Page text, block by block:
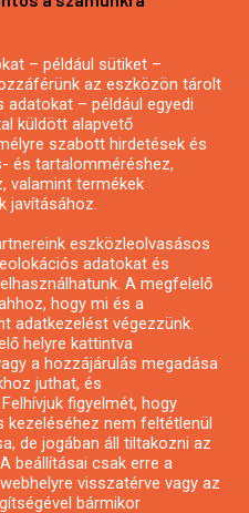
hírlevél
– például sütiket –
az eszközön tárolt
– például egyedi
küldött alapvető
szabott hirdetések és
és tartalomméréshez,
valamint termékek
javításához.
eszközleolvasásos
adatokat és
A megfelelő
hogy mi és a
adatkezelést végezzünk.
helyre kattintva
a hozzájárulás megadása
juthat, és
figyelmét, hogy
kezeléséhez nem feltétlenül
de jogában áll tiltakozni az
beállításai csak erre a
visszatérve vagy az
bármikor